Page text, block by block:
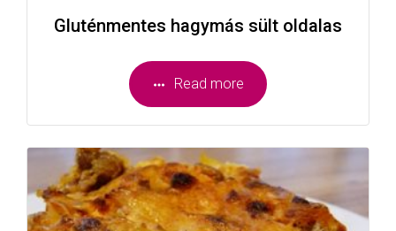
Gluténmentes hagymás sült oldalas
Read more